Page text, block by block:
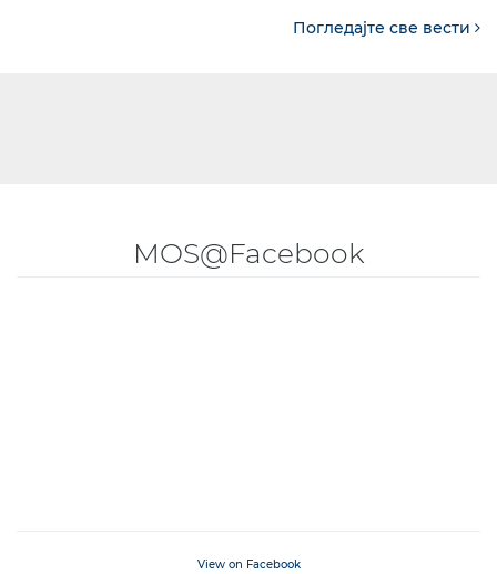
Погледајте све вести
MOS@Facebook
View on Facebook